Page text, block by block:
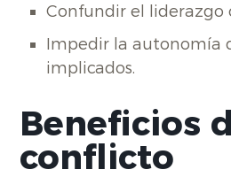
Confundir el liderazgo
Impedir la autonomía
implicados.
Beneficios
conflicto